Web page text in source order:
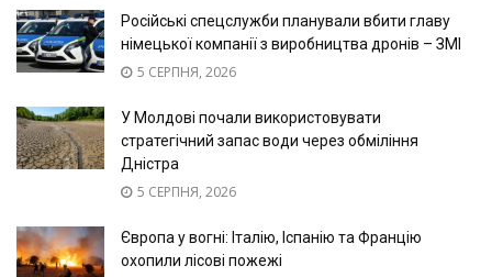
Російські спецслужби планували вбити главу
німецької компанії з виробництва дронів – ЗМІ
5 СЕРПНЯ, 2026
У Молдові почали використовувати
стратегічний запас води через обміління
Дністра
5 СЕРПНЯ, 2026
Європа у вогні: Італію, Іспанію та Францію
охопили лісові пожежі